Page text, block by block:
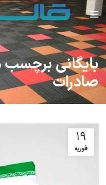
بایگانی
صادرات
19
فوریه